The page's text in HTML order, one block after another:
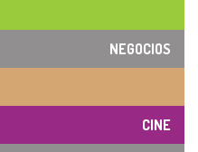
NEGOCIOS
CINE